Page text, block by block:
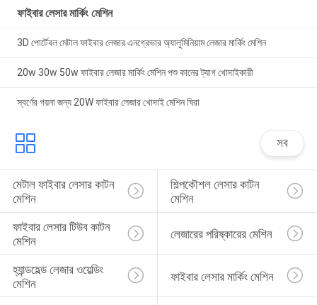
ফাইবার লেসার মার্কিং মেশিন
3D পোর্টেবল মেটাল ফাইবার লেজার এনগ্রেভার অ্যালুমিনিয়াম লেজার মার্কিং মেশিন
20w 30w 50w ফাইবার লেজার মার্কিং মেশিন পশু কানের ট্যাগ খোদাইকারী
স্বর্ণের গয়না জন্য 20W ফাইবার লেজার খোদাই মেশিন ঘিরা
সব
মেটাল ফাইবার লেসার কাটন
মেশিন
শিল্পকৌশল লেসার কাটন
মেশিন
ফাইবার লেসার টিউব কাটন
মেশিন
লেজারের পরিষ্কারের মেশিন
হ্যান্ডহেল্ড লেজার ওয়েল্ডিং
মেশিন
ফাইবার লেসার মার্কিং মেশিন